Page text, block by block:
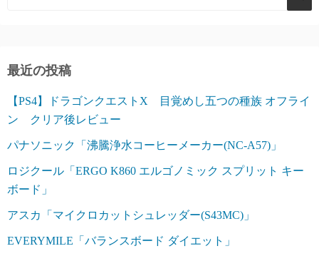
最近の投稿
【PS4】ドラゴンクエストX 目覚めし五つの種族 オフライ
ン クリア後レビュー
パナソニック「沸騰浄水コーヒーメーカー(NC-A57)」
ロジクール「ERGO K860 エルゴノミック スプリット キー
ボード」
アスカ「マイクロカットシュレッダー(S43MC)」
EVERYMILE「バランスボード ダイエット」